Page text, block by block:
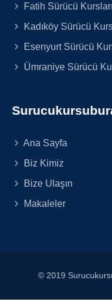
Fatih Sürücü Kursları
Kadıköy Sürücü
Esenyurt Sürücü
Ümraniye Sürücü
Ana Sayfa
Biz Kimiz
Bize Ulaşın
Makaleler
© 2019